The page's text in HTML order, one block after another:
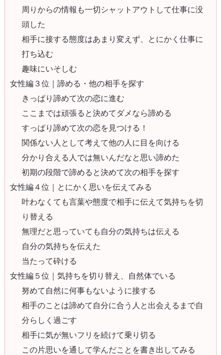
周りからの情報も一切シャットアウトして仕事に没
頭した
相手に接する態度はあまり変えず、とにかく仕事に
打ち込む
趣味にいそしむ
女性編３位｜諦める・他の相手を探す
きっぱり諦めて次の恋に進む
ここまでは頑張ると決めてダメなら諦める
すっぱり諦めて次の恋を見つける！
関係ない人として考えて他の人に目を向ける
分かり合える人では無いんだなと思い諦めた
初期の段階で諦めると決めて次の相手を探す
女性編４位｜とにかく思いを伝えてみる
叶わなくても言葉や態度で相手に伝えて気持ちを切
り替える
無理だと思っていても自分の気持ちは伝える
自分の気持ちを伝えた
当たって砕ける
女性編５位｜気持ちを切り替え、自然体でいる
努めて自然に何事もないように接する
相手のことは諦めて自分に合う人と出会えるまで自
分らしく過ごす
相手に気が無いフリを続けて乗り切る
この片思いを通して学んだことを書き出してみる